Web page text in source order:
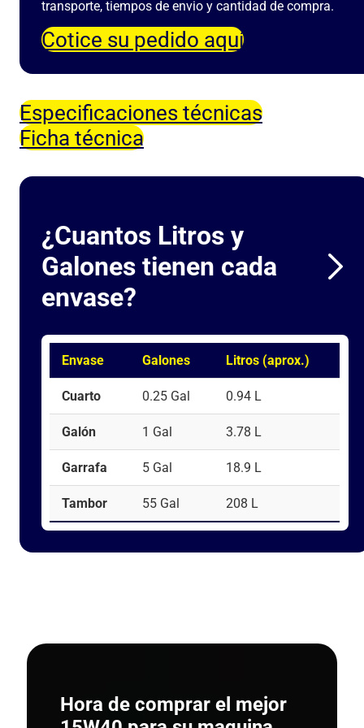
transporte, tiempos de envio y cantidad de compra.
Cotice su pedido aquí
Especificaciones técnicas
Ficha técnica
¿Cuantos Litros y
Galones tienen cada
envase?
Envase Galones Litros (aprox.)
Cuarto 0.25 Gal 0.94 L
Galón 1 Gal 3.78 L
Garrafa 5 Gal 18.9 L
Tambor 55 Gal 208 L
Hora de comprar el mejor